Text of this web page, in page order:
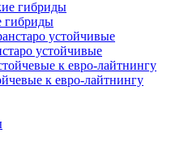
гибриды
устойчивые
к евро-лайтнингу